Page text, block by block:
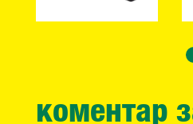
коментар